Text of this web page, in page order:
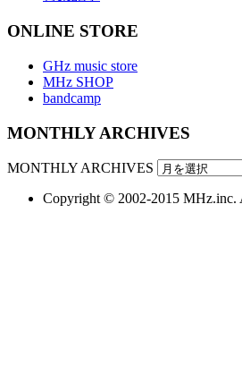
ONLINE STORE
GHz music store
MHz SHOP
bandcamp
MONTHLY ARCHIVES
MONTHLY ARCHIVES
Copyright © 2002-2015 MHz.inc.